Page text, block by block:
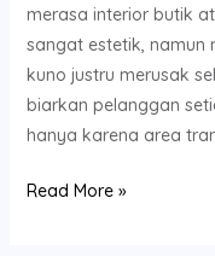
merasa interior butik
sangat estetik, namun
kuno justru merusak
biarkan pelanggan
hanya karena area
Read More »